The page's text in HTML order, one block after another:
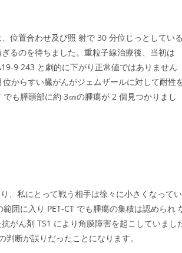
位置合わせ及び照 射で 30 分位じっとしている
るのを待ちました。重粒子線治療後、当初は
9 243 と劇的に下がり正常値ではありません
からすい臓がんがジェムザールに対して耐性
も膵頭部に約 3㎝の腫瘍が 2 個見つかりまし
、私にとって戦う相手は徐々に小さくなってい
に入り PET-CT でも腫瘍の集積は認められ
がん剤 TS1 により角膜障害を起こしていまし
断が誤りだったことになります。